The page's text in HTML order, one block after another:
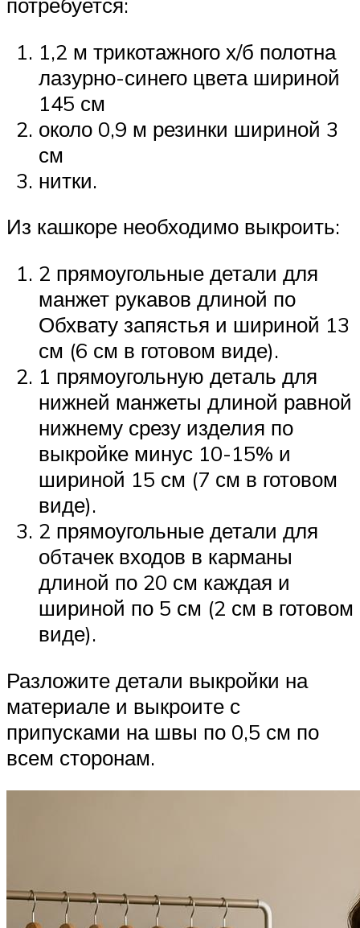
1,2 м трикотажного х/б полотна
лазурно-синего цвета шириной
145 см
около 0,9 м резинки шириной 3
см
нитки.
Из кашкоре необходимо выкроить:
2 прямоугольные детали для
манжет рукавов длиной по
Обхвату запястья и шириной 13
см (6 см в готовом виде).
1 прямоугольную деталь для
нижней манжеты длиной равной
нижнему срезу изделия по
выкройке минус 10-15% и
шириной 15 см (7 см в готовом
виде).
2 прямоугольные детали для
обтачек входов в карманы
длиной по 20 см каждая и
шириной по 5 см (2 см в готовом
виде).
Разложите детали выкройки на
материале и выкроите с
припусками на швы по 0,5 см по
всем сторонам.